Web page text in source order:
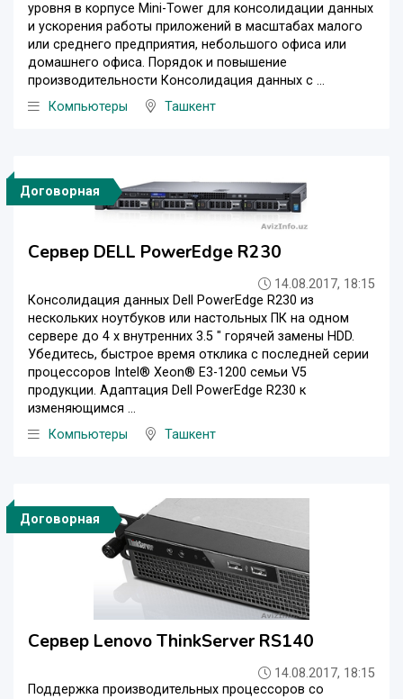
уровня в корпусе Mini-Tower для консолидации данных
и ускорения работы приложений в масштабах малого
или среднего предприятия, небольшого офиса или
домашнего офиса. Порядок и повышение
производительности Консолидация данных с ...
Компьютеры
Ташкент
Договорная
Сервер DELL PowerEdge R230
14.08.2017, 18:15
Консолидация данных Dell PowerEdge R230 из
нескольких ноутбуков или настольных ПК на одном
сервере до 4 х внутренних 3.5 " горячей замены HDD.
Убедитесь, быстрое время отклика с последней серии
процессоров Intel® Xeon® E3-1200 семьи V5
продукции. Адаптация Dell PowerEdge R230 к
изменяющимся ...
Компьютеры
Ташкент
Договорная
Сервер Lenovo ThinkServer RS140
14.08.2017, 18:15
Поддержка производительных процессоров со